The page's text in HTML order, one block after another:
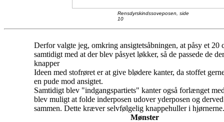
Rensdyrskindssoveposen, side
10
Derfor valgte jeg, omkring ansigtetsåbningen, at påsy et 20
samtidigt med at der blev påsyet løkker, så de passede de
knapper
Ideen med stofrøret er at give blødere kanter, da stoffet
en pude mod ansigtet.
Samtidigt blev "indgangspartiets" kanter også forlænget
blev muligt at folde inderposen udover yderposen og
sammen. Dette kræver selvfølgelig knappehuller i hjørnerne.
Mønster